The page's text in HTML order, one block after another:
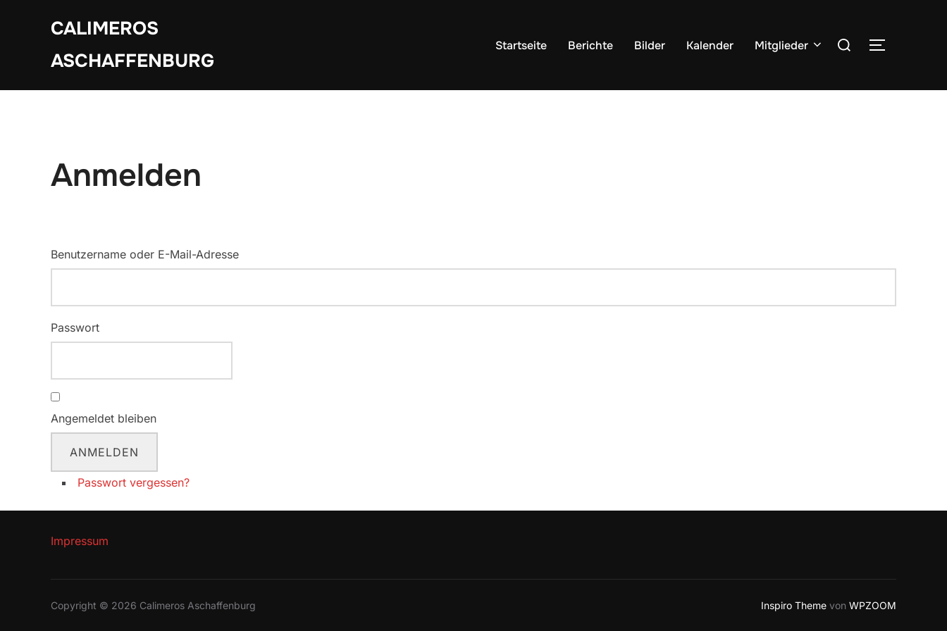
CALIMEROS
ASCHAFFENBURG
Startseite Berichte Bilder Kalender Mitglieder
Suchen
Anmelden
Benutzername oder E-Mail-Adresse
Passwort
Angemeldet bleiben
ANMELDEN
Passwort vergessen?
Impressum
Copyright © 2026 Calimeros Aschaffenburg Inspiro Theme von WPZOOM